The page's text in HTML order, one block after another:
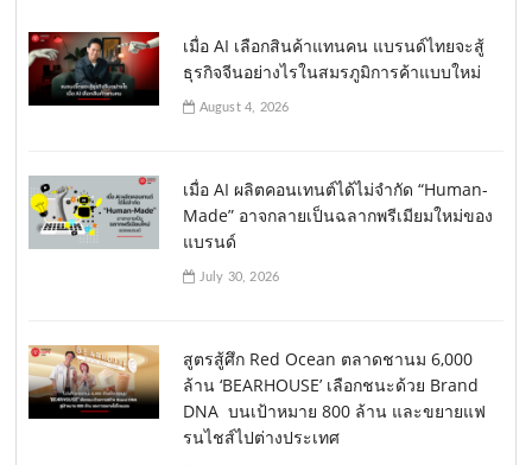
เมื่อ AI เลือกสินค้าแทนคน แบรนด์ไทยจะสู้
ธุรกิจจีนอย่างไรในสมรภูมิการค้าแบบใหม่
August 4, 2026
เมื่อ AI ผลิตคอนเทนต์ได้ไม่จำกัด “Human-
Made” อาจกลายเป็นฉลากพรีเมียมใหม่ของ
แบรนด์
July 30, 2026
สูตรสู้ศึก Red Ocean ตลาดชานม 6,000
ล้าน ‘BEARHOUSE’ เลือกชนะด้วย Brand
DNA บนเป้าหมาย 800 ล้าน และขยายแฟ
รนไชส์ไปต่างประเทศ